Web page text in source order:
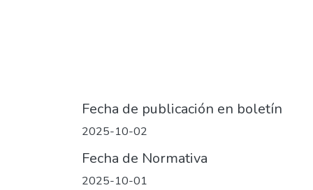
Fecha de publicación en boletín
2025-10-02
Fecha de Normativa
2025-10-01